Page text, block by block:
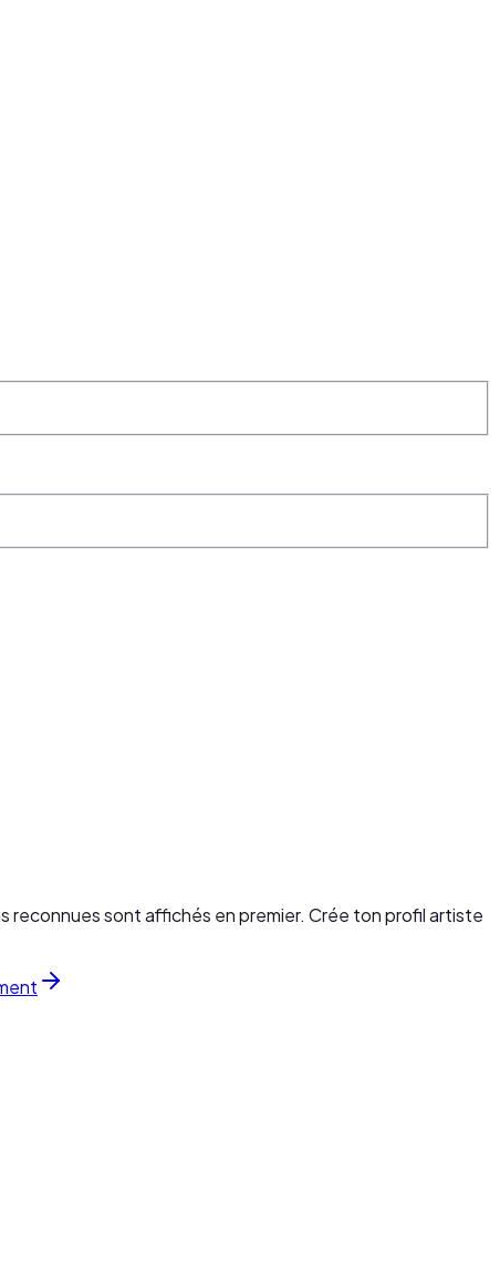
reconnues sont affichés en premier. Crée ton profil artiste